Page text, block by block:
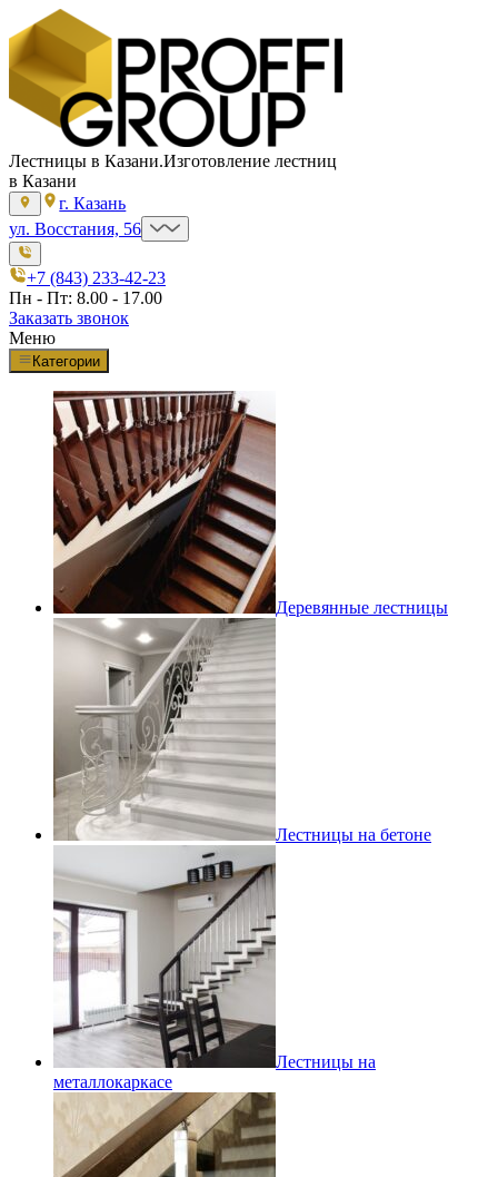
Лестницы в Казани.Изготовление лестниц
в Казани
г. Казань
ул. Восстания, 56
+7 (843) 233-42-23
Пн - Пт: 8.00 - 17.00
Заказать звонок
Меню
Категории
Деревянные лестницы
Лестницы на бетоне
Лестницы на
металлокаркасе